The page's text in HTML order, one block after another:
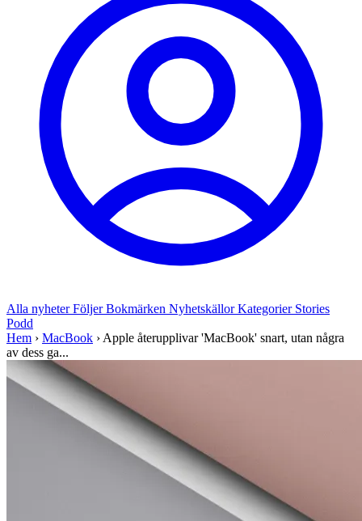
Alla nyheterFöljerBokmärken NyhetskällorKategorier Stories
Podd
Hem › MacBook › Apple återupplivar 'MacBook' snart, utan några
av dess ga...